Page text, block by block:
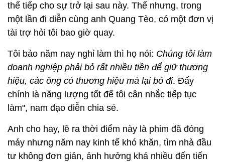
thế tiếp cho sự trở lại sau này. Thế nhưng, trong
một lần đi diễn cùng anh Quang Tèo, có một đơn vị
tài trợ hỏi tôi bao giờ quay.
Tôi bảo năm nay nghỉ làm thì họ nói: Chúng tôi làm
doanh nghiệp phải bỏ rất nhiều tiền để giữ thương
hiệu, các ông có thương hiệu mà lại bỏ đi. Đấy
chính là năng lượng tốt để tôi cân nhắc tiếp tục
làm", nam đạo diễn chia sẻ.
Anh cho hay, lẽ ra thời điểm này là phim đã đóng
máy nhưng năm nay kinh tế khó khăn, tìm nhà đầu
tư không đơn giản, ảnh hưởng khá nhiều đến tiến